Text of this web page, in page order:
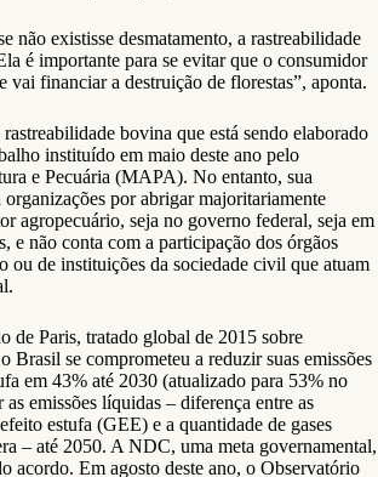
não existisse desmatamento, a rastreabilidade
é importante para se evitar que o consumidor
vai financiar a destruição de florestas”, aponta.
bovina que está sendo elaborado
instituído em maio deste ano pelo
e Pecuária (MAPA). No entanto, sua
por abrigar majoritariamente
agropecuário, seja no governo federal, seja em
e não conta com a participação dos órgãos
ou de instituições da sociedade civil que atuam
de Paris, tratado global de 2015 sobre
Brasil se comprometeu a reduzir suas emissões
em 43% até 2030 (atualizado para 53% no
as emissões líquidas – diferença entre as
estufa (GEE) e a quantidade de gases
– até 2050. A NDC, uma meta governamental,
acordo. Em agosto deste ano, o Observatório